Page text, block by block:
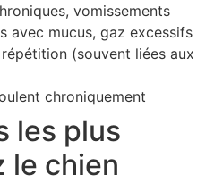
vomissements
avec mucus, gaz excessifs
(souvent liées aux
chroniquement
les plus
le chien